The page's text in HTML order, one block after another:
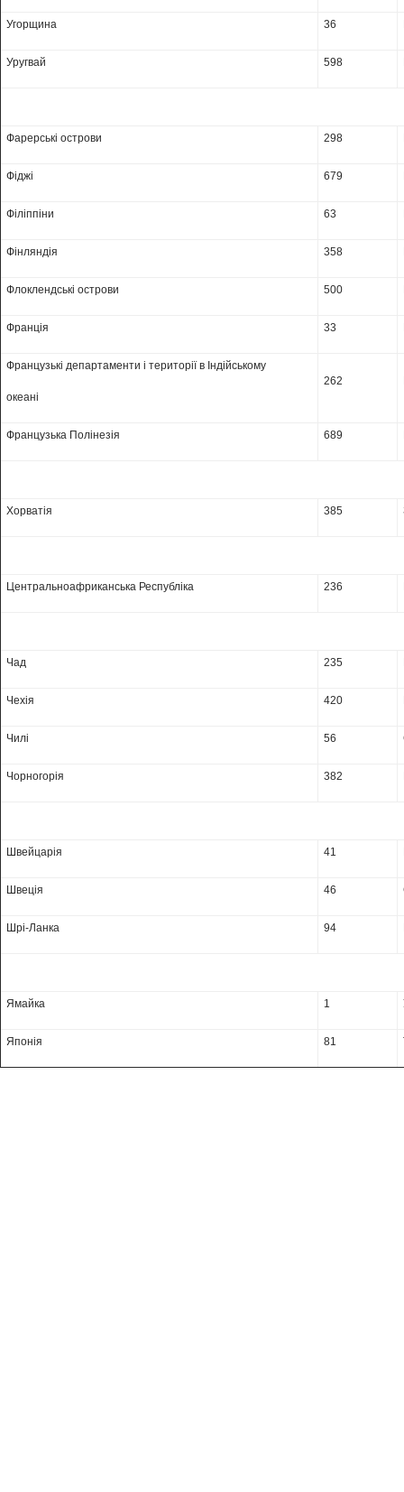
Угорщина 36
Уругвай 598
Фарерські острови 298
Фіджі 679
Філіппіни 63
Фінляндія 358
Флоклендські острови 500
Франція 33
Французькі департаменти і території в Індійському
океані
262
Французька Полінезія 689
Хорватія 385
Центральноафриканська Республіка 236
Чад 235
Чехія 420
Чилі 56
Чорногорія 382
Швейцарія 41
Швеція 46
Шрі-Ланка 94
Ямайка 1
Японія 81